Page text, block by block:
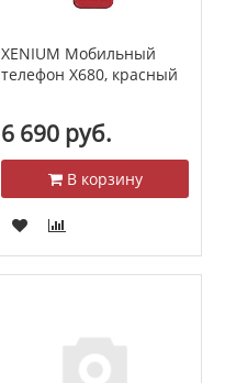
XENIUM Мобильный
телефон X680, красный
6 690 руб.
В корзину